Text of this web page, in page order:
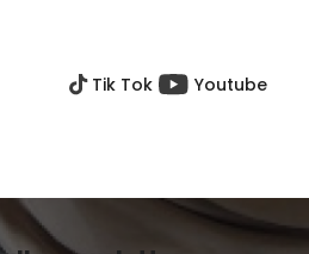
Tik Tok Youtube